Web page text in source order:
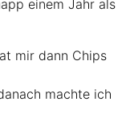
einem Jahr als
mir dann Chips
machte ich